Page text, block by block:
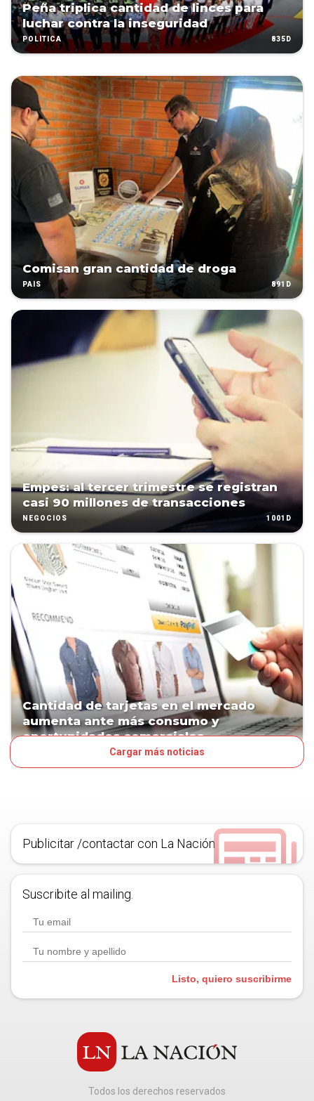
Peña triplica cantidad de linces para
luchar contra la inseguridad
POLÍTICA 835D
Comisan gran cantidad de droga
PAÍS 891D
Empes: al tercer trimestre se registran
casi 90 millones de transacciones
NEGOCIOS 1001D
Cantidad de tarjetas en el mercado
aumenta ante más consumo y
oportunidades comerciales
Cargar más noticias
Publicitar /contactar con La Nación
Suscribite al mailing.
Listo, quiero suscribirme
Todos los derechos reservados